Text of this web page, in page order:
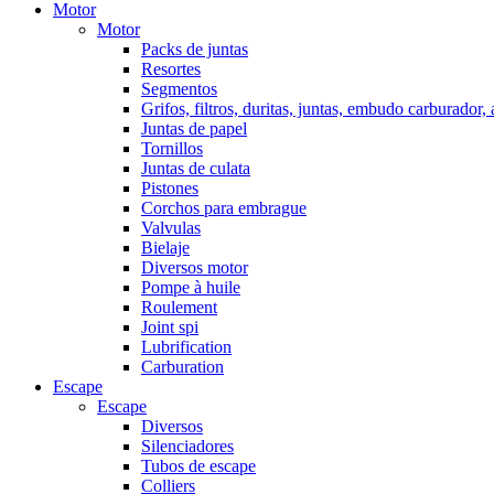
Motor
Motor
Packs de juntas
Resortes
Segmentos
Grifos, filtros, duritas, juntas, embudo carburador,
Juntas de papel
Tornillos
Juntas de culata
Pistones
Corchos para embrague
Valvulas
Bielaje
Diversos motor
Pompe à huile
Roulement
Joint spi
Lubrification
Carburation
Escape
Escape
Diversos
Silenciadores
Tubos de escape
Colliers